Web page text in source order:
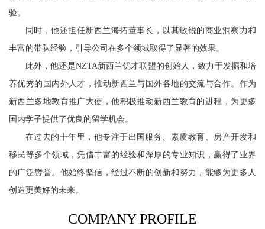
验。
同时，他还担任新西兰海拓董事长，以其敏锐的商业洞察力和
丰富的带队经验，引导公司在多个领域取得了显著的效果。
此外，他还是NZTA新西兰优才联盟的创始人，致力于发掘和培
养优秀的国内外人才，推动新西兰与国外各地的交流与合作。作为
新西兰多地教育推广大使，他积极推动新西兰教育的进程，为更多
国内学子提供了优良的留学机会。
在过去的十年里，他专注于出国服务、素质教育、房产开发和
移民等多个领域，凭借丰富的经验和深厚的专业知识，赢得了业界
的广泛赞誉。他始终坚信，经过不断的创新和努力，能够为更多人
创造更美好的未来。
COMPANY PROFILE